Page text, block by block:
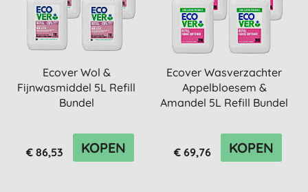
Ecover Wol &
Fijnwasmiddel 5L Refill
Bundel
€ 86,53 KOPEN
Ecover Wasverzachter
Appelbloesem &
Amandel 5L Refill Bundel
€ 69,76 KOPEN